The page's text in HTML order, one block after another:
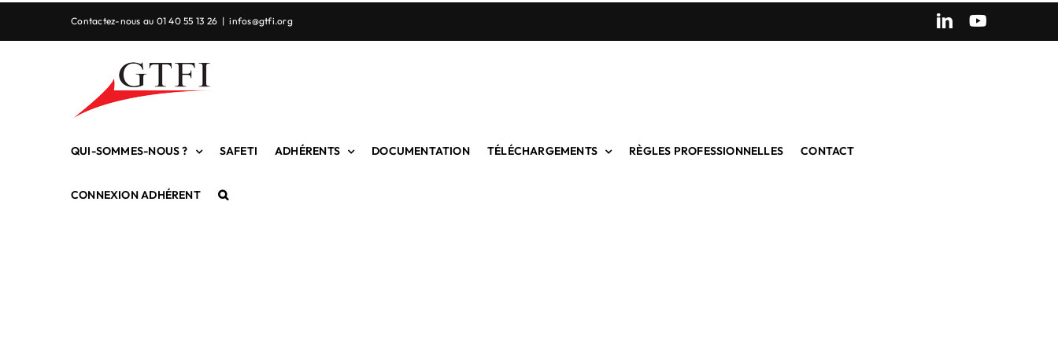
Contactez-nous au 01 40 55 13 26 | infos@gtfi.org LinkedIn
QUI-SOMMES-NOUS ? SAFETI ADHÉRENTS DOCUMENTATION TÉLÉCHARGEMENTS RÈGLES PROFESSIONNELLES CONTACT
CONNEXION ADHÉRENT